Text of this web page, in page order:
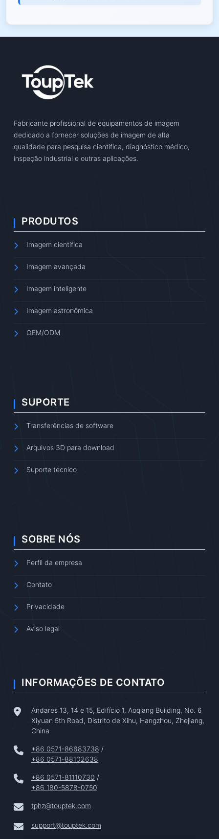
Fabricante profissional de equipamentos de imagem
dedicado a fornecer soluções de imagem de alta
qualidade para pesquisa científica, diagnóstico médico,
inspeção industrial e outras aplicações.
PRODUTOS
Imagem científica
Imagem avançada
Imagem inteligente
Imagem astronômica
OEM/ODM
SUPORTE
Transferências de software
Arquivos 3D para download
Suporte técnico
SOBRE NÓS
Perfil da empresa
Contato
Privacidade
Aviso legal
INFORMAÇÕES DE CONTATO
Andares 13, 14 e 15, Edifício 1, Aoqiang Building, No. 6
Xiyuan 5th Road, Distrito de Xihu, Hangzhou, Zhejiang,
China
+86 0571-86683738 /
+86 0571-88102638
+86 0571-81110730 /
+86 180-5878-0750
tphz@touptek.com
support@touptek.com